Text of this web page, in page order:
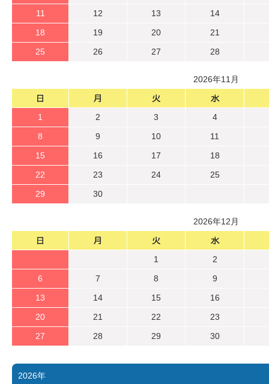
11
12 13 14
18
19 20 21
25
26 27 28
2026年11月
1 2 3
4
8
9 10 11
15
16 17 18
22
23 24 25
29
30
2026年12月
1
2
6
7 8 9
13
14 15 16
20
21 22 23
27
28 29 30
2026年